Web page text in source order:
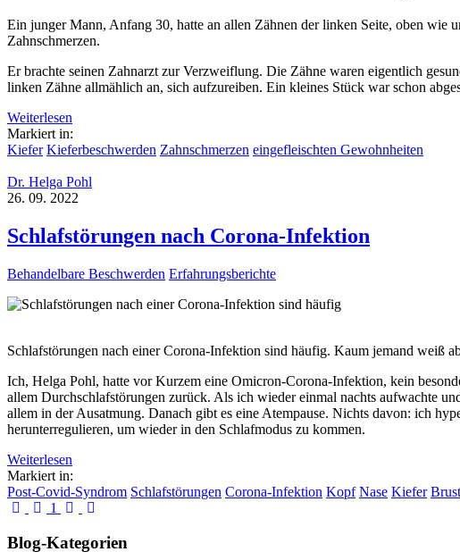
Ein junger Mann, Anfang 30, hatte an allen Zähnen der linken Seite, oben wie
Zahnschmerzen.
Er brachte seinen Zahnarzt zur Verzweiflung. Die Zähne waren eigentlich
linken Zähne allmählich an, sich aufzureiben. Ein kleines Stück war schon
Weiterlesen
Markiert in:
Kiefer Kieferbeschwerden Zahnschmerzen eingefleischten Gewohnheiten
Dr. Helga Pohl
26. 09. 2022
Schlafstörungen nach Corona-Infektion
Behandelbare Beschwerden Erfahrungsberichte
Schlafstörungen nach einer Corona-Infektion sind häufig. Kaum jemand weiß
Ich, Helga Pohl, hatte vor Kurzem eine Omicron-Corona-Infektion, kein
allem Durchschlafstörungen zurück. Als ich wieder einmal nachts aufwachte
allem in der Ausatmung. Danach gibt es eine Atempause. Nichts davon: ich
herunterregulieren, um wieder in den Schlafmodus zu kommen.
Weiterlesen
Markiert in:
Post-Covid-Syndrom Schlafstörungen Corona-Infektion Kopf Nase Kiefer Brust
First Page
Previous Page
1 Next Page
Blog-Kategorien